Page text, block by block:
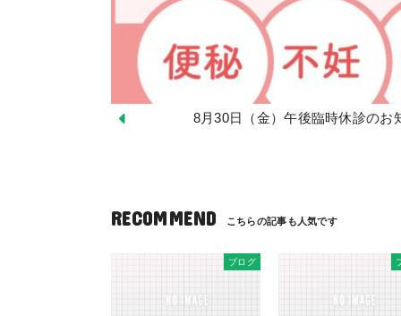
8月30日（金）午後臨時休診のお
RECOMMEND
ブログ